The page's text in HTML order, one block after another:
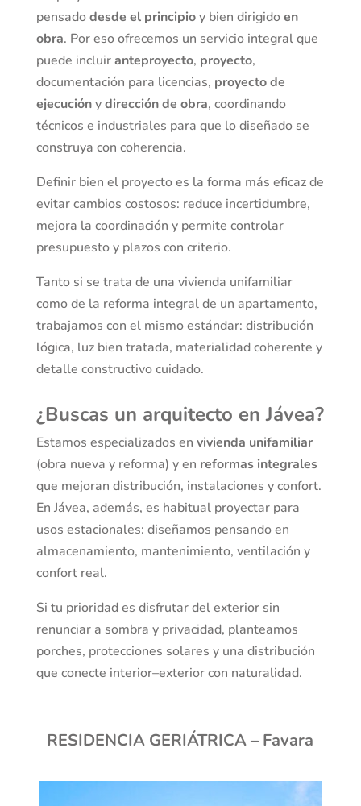
pensadodesde el principioy bien dirigidoen
obra. Por eso ofrecemos un servicio integral que
puede incluiranteproyecto, proyecto,
documentación para licencias, proyecto de
ejecuciónydirección de obra, coordinando
técnicos e industriales para que lo diseñado se
construya con coherencia.
Definir bien el proyecto es la forma más eficaz de
evitar cambios costosos: reduce incertidumbre,
mejora la coordinación y permite controlar
presupuesto y plazos con criterio.
Tanto si se trata de una vivienda unifamiliar
como de la reforma integral de un apartamento,
trabajamos con el mismo estándar: distribución
lógica, luz bien tratada, materialidad coherente y
detalle constructivo cuidado.
¿Buscas un arquitecto en Jávea?
Estamos especializados en vivienda unifamiliar
(obra nueva y reforma) y en reformas integrales
que mejoran distribución, instalaciones y confort.
En Jávea, además, es habitual proyectar para
usos estacionales: diseñamos pensando en
almacenamiento, mantenimiento, ventilación y
confort real.
Si tu prioridad es disfrutar del exterior sin
renunciar a sombra y privacidad, planteamos
porches, protecciones solares y una distribución
que conecte interior–exterior con naturalidad.
RESIDENCIA GERIÁTRICA – Favara